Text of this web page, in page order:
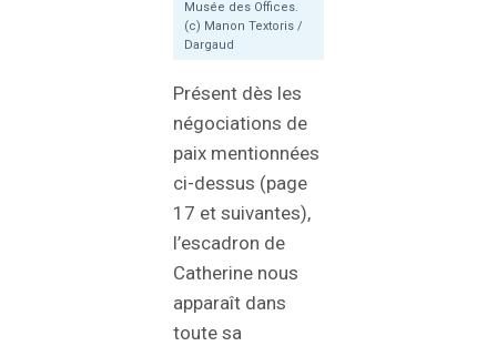
Musée des Offices.
(c) Manon Textoris /
Dargaud
Présent dès les
négociations de
paix mentionnées
ci-dessus (page
17 et suivantes),
l’escadron de
Catherine nous
apparaît dans
toute sa